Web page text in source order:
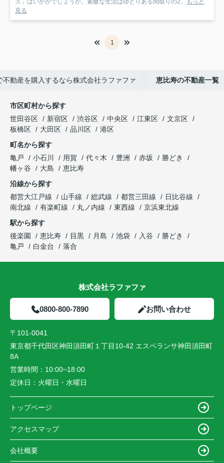
ズ」はいかがでしょうか。素敵な生活はゆとりある間取りの2... もっと
見る
1
不動産を購入するなら株式会社ラファファ 恵比寿の不動産一覧
市区町村から探す
世田谷区
新宿区 渋谷区 中央区 江東区
文京区
板橋区
大田区 品川区
港区
町名から探す
亀戸
小石川 用賀 代々木 豊洲 赤坂
勝どき
幡ヶ谷
大島
恵比寿
沿線から探す
都営大江戸線
山手線 総武線 都営三田線
日比谷線
南北線
有楽町線 丸ノ内線 東西線
京浜東北線
駅から探す
後楽園
恵比寿 目黒 月島 池袋 入谷
勝どき
亀戸
白金台 落合
株式会社ラファファ
0800-800-7890 お問い合わせ
〒101-0041
東京都千代田区神田須田町１丁目10-42 エスペランサ神田須田町
8A
営業時間： 10:00~18:00
定休日： 火曜日・水曜日
トップページ
アクセスマップ
会社概要